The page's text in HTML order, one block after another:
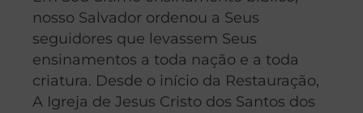
nosso Salvador ordenou a Seus
seguidores que levassem Seus
ensinamentos a toda nação e a toda
criatura. Desde o início da Restauração,
A Igreja de Jesus Cristo dos Santos dos